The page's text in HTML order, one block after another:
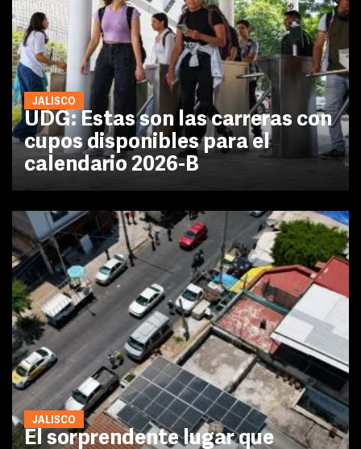
JALISCO
UDG: Estas son las carreras con
cupos disponibles para el
calendario 2026-B
JALISCO
El sorprendente lugar que